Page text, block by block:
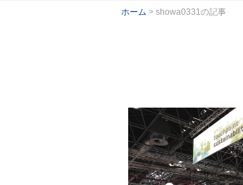
会社概要
ホーム > showa0331の記事